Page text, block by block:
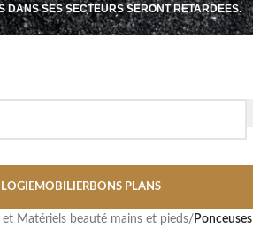
DANS SES SECTEURS SERONT RETARDEES.
MOBILIERBONS PLANS
et Matériels beauté mains et pieds/ Ponceuses